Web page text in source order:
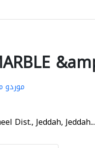
موردو
Dist., Jeddah, Jeddah...